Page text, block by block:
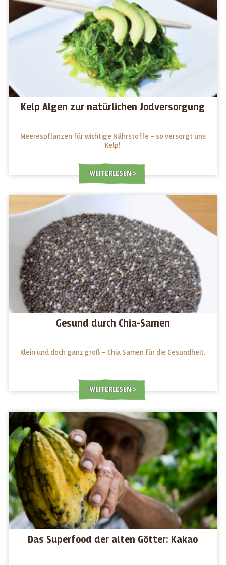
Kelp Algen zur natürlichen Jodversorgung
Meerespflanzen für wichtige Nährstoffe – so versorgt uns
Kelp!
WEITERLESEN
Gesund durch Chia-Samen
Klein und doch ganz groß – Chia Samen für die Gesundheit.
WEITERLESEN
Das Superfood der alten Götter: Kakao